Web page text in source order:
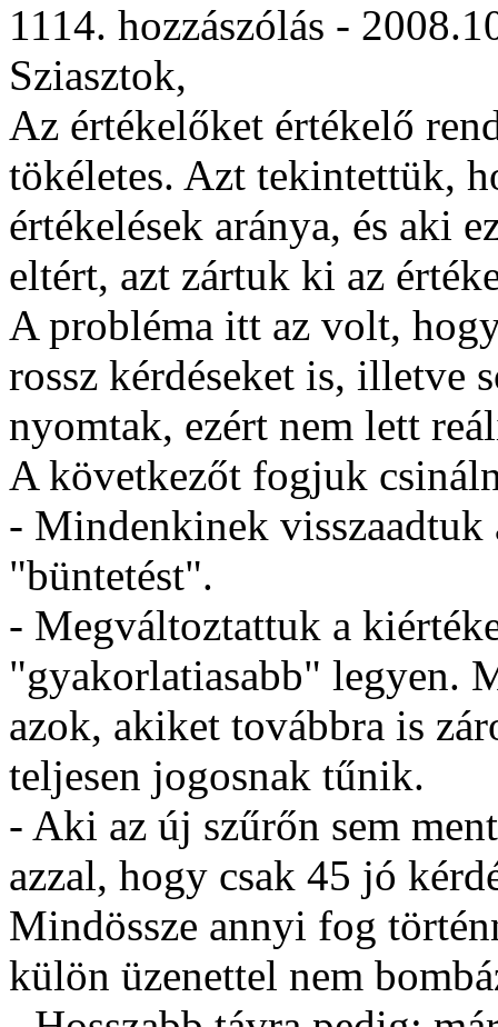
1114. hozzászólás -
Sziasztok,
Az értékelőket értékelő
tökéletes. Azt tekintettük,
értékelések aránya, és aki
eltért, azt zártuk ki az
A probléma itt az volt,
rossz kérdéseket is, illetve
nyomtak, ezért nem lett
A következőt fogjuk
- Mindenkinek visszaadtuk
"büntetést".
- Megváltoztattuk a
"gyakorlatiasabb" legyen.
azok, akiket továbbra is
teljesen jogosnak tűnik.
- Aki az új szűrőn sem
azzal, hogy csak 45 jó
Mindössze annyi fog
külön üzenettel nem